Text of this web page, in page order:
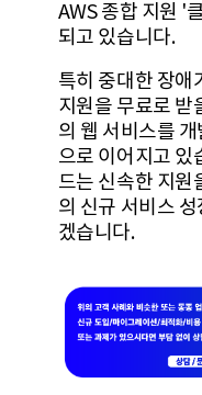
AWS 종합 지원 '
되고 있습니다.
특히 중대한 장애
지원을 무료로 받
의 웹 서비스를
으로 이어지고 있
드는 신속한 지원
의 신규 서비스
겠습니다.